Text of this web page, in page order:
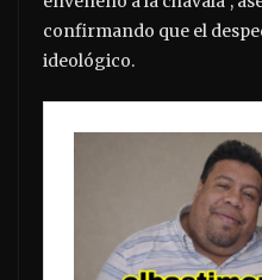
confirmando que el
ideológico.